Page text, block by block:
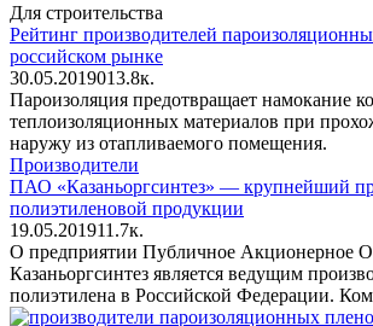
Для строительства
Рейтинг производителей
российском рынке
30.05.2019013.8к.
Пароизоляция предотвращает намокание
теплоизоляционных материалов при
наружу из отапливаемого помещения.
Производители
ПАО «Казаньоргсинтез» — крупнейший
полиэтиленовой продукции
19.05.201911.7к.
О предприятии Публичное Акционерное
Казаньоргсинтез является ведущим
полиэтилена в Российской Федерации.